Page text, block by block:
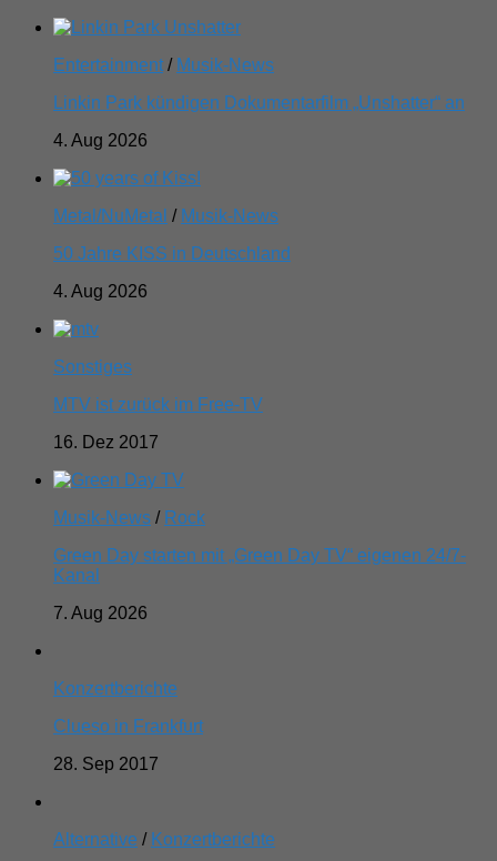
Entertainment / Musik-News
Linkin Park kündigen Dokumentarfilm „Unshatter“ an
4. Aug 2026
Metal/NuMetal / Musik-News
50 Jahre KISS in Deutschland
4. Aug 2026
Sonstiges
MTV ist zurück im Free-TV
16. Dez 2017
Musik-News / Rock
Green Day starten mit „Green Day TV“ eigenen 24/7-
Kanal
7. Aug 2026
Konzertberichte
Clueso in Frankfurt
28. Sep 2017
Alternative / Konzertberichte